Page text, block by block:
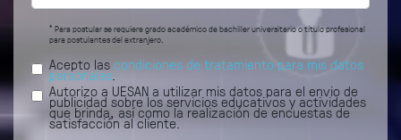
* Para postular se requiere grado académico de bachiller universitario o título profesional
para postulantes del extranjero.
Acepto lascondiciones de tratamiento para mis datos
personales.
Autorizo a UESAN a utilizar mis datos para el envio de
publicidad sobre los servicios educativos y actividades
que brinda, así como la realización de encuestas de
satisfacción al cliente.